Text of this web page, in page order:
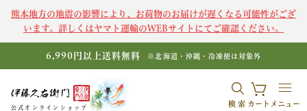
熊本地方の地震の影響により、お荷物のお届けが遅くなる可能性がござ
います。詳しくはヤマト運輸のWEBサイトにてご確認ください。
6,990円以上送料無料 ※北海道・沖縄・冷凍便は対象外
公式オンラインショップ 検索 カート メニュー